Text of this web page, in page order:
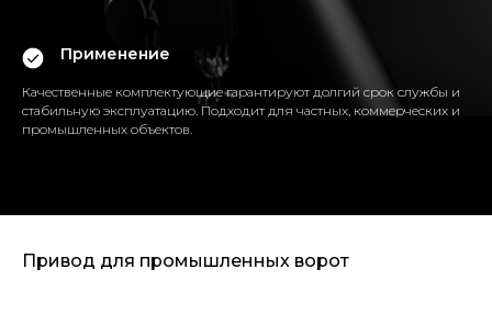
Применение
Качественные комплектующие гарантируют долгий срок службы и
стабильную эксплуатацию. Подходит для частных, коммерческих и
промышленных объектов.
Привод для промышленных ворот